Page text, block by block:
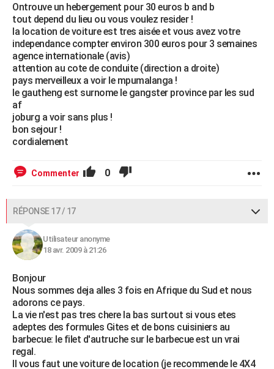
Ontrouve un hebergement pour 30 euros b and b
tout depend du lieu ou vous voulez resider !
la location de voiture est tres aisée et vous avez votre
independance compter environ 300 euros pour 3 semaines
agence internationale (avis)
attention au cote de conduite (direction a droite)
pays merveilleux a voir le mpumalanga !
le gautheng est surnome le gangster province par les sud
af
joburg a voir sans plus !
bon sejour !
cordialement
Commenter 0
RÉPONSE 17 / 17
Utilisateur anonyme
18 avr. 2009 à 21:26
Bonjour
Nous sommes deja alles 3 fois en Afrique du Sud et nous
adorons ce pays.
La vie n'est pas tres chere la bas surtout si vous etes
adeptes des formules Gites et de bons cuisiniers au
barbecue: le filet d'autruche sur le barbecue est un vrai
regal.
Il vous faut une voiture de location (je recommende le 4X4